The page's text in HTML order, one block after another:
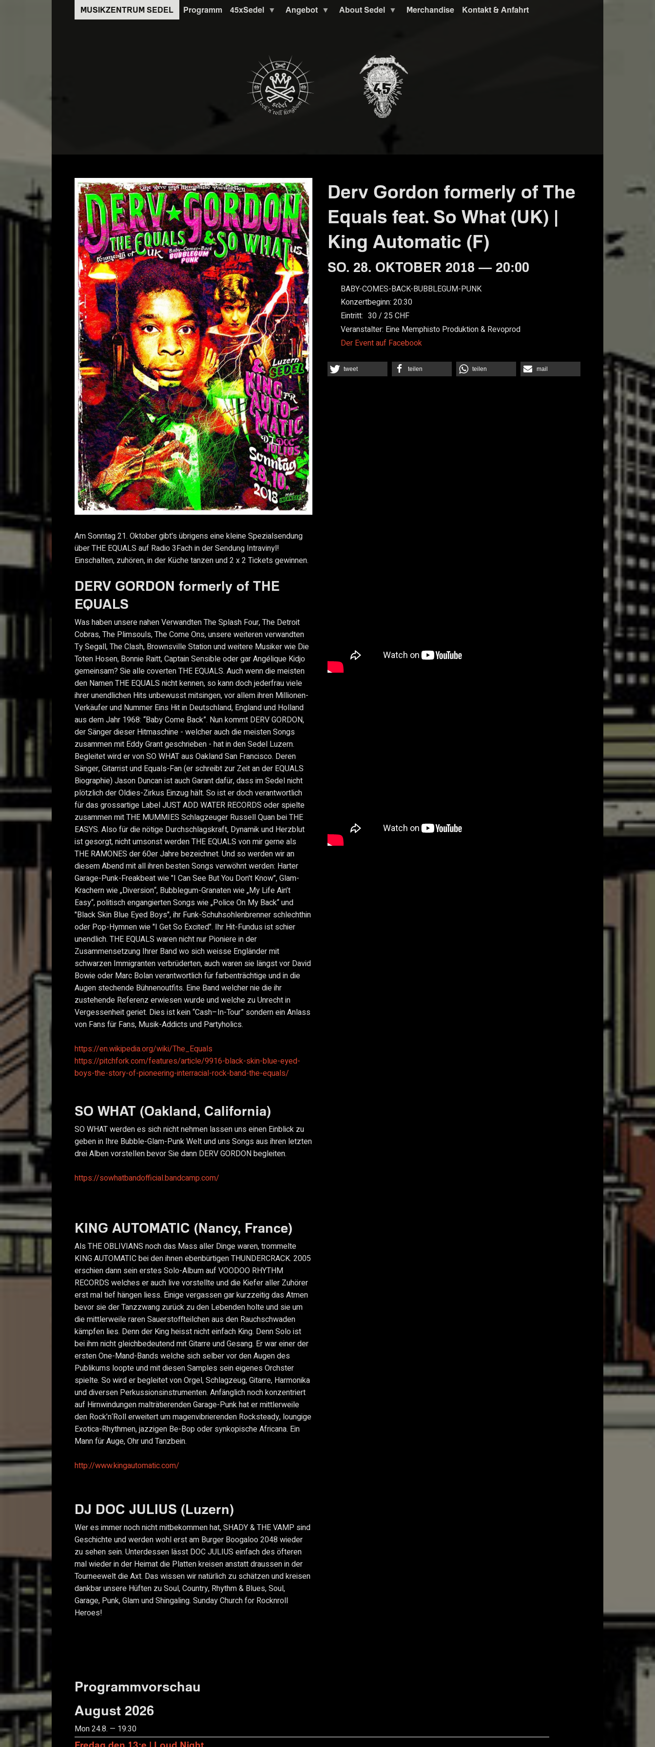
Programm 45xSedel Angebot About Sedel Merchandise Kontakt & Anfahrt
Derv Gordon formerly of The
Equals feat. So What (UK) |
King Automatic (F)
SO. 28. OKTOBER 2018 — 20:00
BABY-COMES-BACK-BUBBLEGUM-PUNK
Konzertbeginn: 20:30
Eintritt: 30
25
Veranstalter: Eine Memphisto Produktion & Revoprod
Der Event auf Facebook
tweet teilen teilen mail
Am Sonntag 21. Oktober gibt's übrigens eine kleine Spezialsendung
über THE EQUALS auf Radio 3Fach in der Sendung Intravinyl!
Einschalten, zuhören, in der Küche tanzen und 2 x 2 Tickets gewinnen.
DERV GORDON formerly of THE
EQUALS
Was haben unsere nahen Verwandten The Splash Four, The Detroit
Cobras, The Plimsouls, The Come Ons, unsere weiteren verwandten
Ty Segall, The Clash, Brownsville Station und weitere Musiker wie Die
Toten Hosen, Bonnie Raitt, Captain Sensible oder gar Angélique Kidjo
gemeinsam? Sie alle coverten THE EQUALS. Auch wenn die meisten
den Namen THE EQUALS nicht kennen, so kann doch jederfrau viele
ihrer unendlichen Hits unbewusst mitsingen, vor allem ihren Millionen-
Verkäufer und Nummer Eins Hit in Deutschland, England und Holland
aus dem Jahr 1968: “Baby Come Back”. Nun kommt DERV GORDON,
der Sänger dieser Hitmaschine - welcher auch die meisten Songs
zusammen mit Eddy Grant geschrieben - hat in den Sedel Luzern.
Begleitet wird er von SO WHAT aus Oakland San Francisco. Deren
Sänger, Gitarrist und Equals-Fan (er schreibt zur Zeit an der EQUALS
Biographie) Jason Duncan ist auch Garant dafür, dass im Sedel nicht
plötzlich der Oldies-Zirkus Einzug hält. So ist er doch verantwortlich
für das grossartige Label JUST ADD WATER RECORDS oder spielte
zusammen mit THE MUMMIES Schlagzeuger Russell Quan bei THE
EASYS. Also für die nötige Durchschlagskraft, Dynamik und Herzblut
ist gesorgt, nicht umsonst werden THE EQUALS von mir gerne als
THE RAMONES der 60er Jahre bezeichnet. Und so werden wir an
diesem Abend mit all ihren besten Songs verwöhnt werden: Harter
Garage-Punk-Freakbeat wie "I Can See But You Don't Know", Glam-
Krachern wie „Diversion“, Bubblegum-Granaten wie „My Life Ain’t
Easy“, politisch engangierten Songs wie „Police On My Back“ und
"Black Skin Blue Eyed Boys", ihr Funk-Schuhsohlenbrenner schlechthin
oder Pop-Hymnen wie "I Get So Excited". Ihr Hit-Fundus ist schier
unendlich. THE EQUALS waren nicht nur Pioniere in der
Zusammensetzung Ihrer Band wo sich weisse Engländer mit
schwarzen Immigranten verbrüderten, auch waren sie längst vor David
Bowie oder Marc Bolan verantwortlich für farbenträchtige und in die
Augen stechende Bühnenoutfits. Eine Band welcher nie die ihr
zustehende Referenz erwiesen wurde und welche zu Unrecht in
Vergessenheit geriet. Dies ist kein “Cash–In-Tour” sondern ein Anlass
von Fans für Fans, Musik-Addicts und Partyholics.
https://en.wikipedia.org/wiki/The_Equals
https://pitchfork.com/features/article/9916-black-skin-blue-eyed-
boys-the-story-of-pioneering-interracial-rock-band-the-equals/
SO WHAT (Oakland, California)
SO WHAT werden es sich nicht nehmen lassen uns einen Einblick zu
geben in Ihre Bubble-Glam-Punk Welt und uns Songs aus ihren letzten
drei Alben vorstellen bevor Sie dann DERV GORDON begleiten.
https://sowhatbandofficial.bandcamp.com/
KING AUTOMATIC (Nancy, France)
Als THE OBLIVIANS noch das Mass aller Dinge waren, trommelte
KING AUTOMATIC bei den ihnen ebenbürtigen THUNDERCRACK. 2005
erschien dann sein erstes Solo-Album auf VOODOO RHYTHM
RECORDS welches er auch live vorstellte und die Kiefer aller Zuhörer
erst mal tief hängen liess. Einige vergassen gar kurzzeitig das Atmen
bevor sie der Tanzzwang zurück zu den Lebenden holte und sie um
die mittlerweile raren Sauerstoffteilchen aus den Rauchschwaden
kämpfen lies. Denn der King heisst nicht einfach King. Denn Solo ist
bei ihm nicht gleichbedeutend mit Gitarre und Gesang. Er war einer der
ersten One-Mand-Bands welche sich selber vor den Augen des
Publikums loopte und mit diesen Samples sein eigenes Orchster
spielte. So wird er begleitet von Orgel, Schlagzeug, Gitarre, Harmonika
und diversen Perkussionsinstrumenten. Anfänglich noch konzentriert
auf Hirnwindungen malträtierenden Garage-Punk hat er mittlerweile
den Rock’n‘Roll erweitert um magenvibrierenden Rocksteady, loungige
Exotica-Rhythmen, jazzigen Be-Bop oder synkopische Africana. Ein
Mann für Auge, Ohr und Tanzbein.
http://www.kingautomatic.com/
DJ DOC JULIUS (Luzern)
Wer es immer noch nicht mitbekommen hat, SHADY & THE VAMP sind
Geschichte und werden wohl erst am Burger Boogaloo 2048 wieder
zu sehen sein. Unterdessen lässt DOC JULIUS einfach des öfteren
mal wieder in der Heimat die Platten kreisen anstatt draussen in der
Tourneewelt die Axt. Das wissen wir natürlich zu schätzen und kreisen
dankbar unsere Hüften zu Soul, Country, Rhythm & Blues, Soul,
Garage, Punk, Glam und Shingaling. Sunday Church for Rocknroll
Heroes!
Programmvorschau
August 2026
Mon 24.8. — 19:30